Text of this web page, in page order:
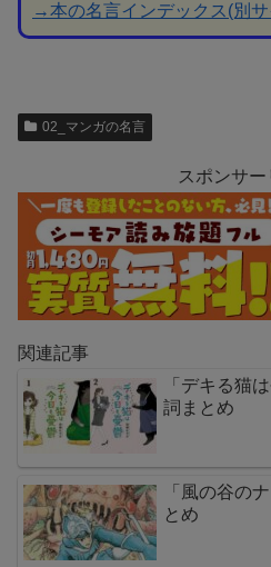
→本の名言インデックス(別
02_マンガの名言
スポンサー
関連記事
「デキる猫
詞まとめ
「風の谷の
とめ